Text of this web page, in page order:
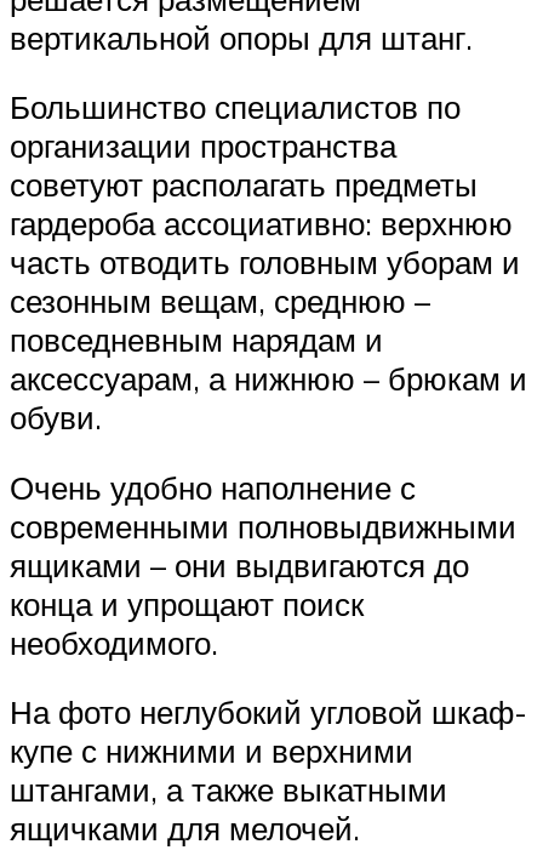
вертикальной опоры для штанг.
Большинство специалистов по
организации пространства
советуют располагать предметы
гардероба ассоциативно: верхнюю
часть отводить головным уборам и
сезонным вещам, среднюю –
повседневным нарядам и
аксессуарам, а нижнюю – брюкам и
обуви.
Очень удобно наполнение с
современными полновыдвижными
ящиками – они выдвигаются до
конца и упрощают поиск
необходимого.
На фото неглубокий угловой шкаф-
купе с нижними и верхними
штангами, а также выкатными
ящичками для мелочей.